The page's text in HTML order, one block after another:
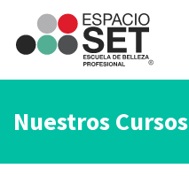
Espacio
SET
Nuestros Cursos